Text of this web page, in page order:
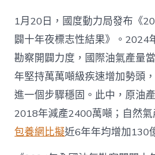
1月20日，國度動力局發布《
闢十年夜標志性結果》。2024
勘察開闢力度，國際油氣產量
年堅持萬萬噸級疾速增加勢頭
進一個步驟穩固。此中，原油
2018年減產2400萬噸；自然氣
包養網比擬近6年年均增加130